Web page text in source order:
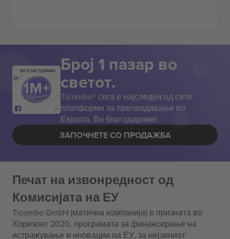
ВИ БЛАГОДАРАМ! Број 1 пазар во
светот.
Ticombo® сега е најследен од сите
платформи за препродавање во
Европа. Ви благодариме!
ЗАПОЧНЕТЕ СО ПРОДАЖБА
Печат на извонредност од
Комисијата на ЕУ
Ticombo GmbH (матична компанија) е призната во
Хоризонт 2020, програмата за финансирање на
истражување и иновации на ЕУ, за нејзиниот